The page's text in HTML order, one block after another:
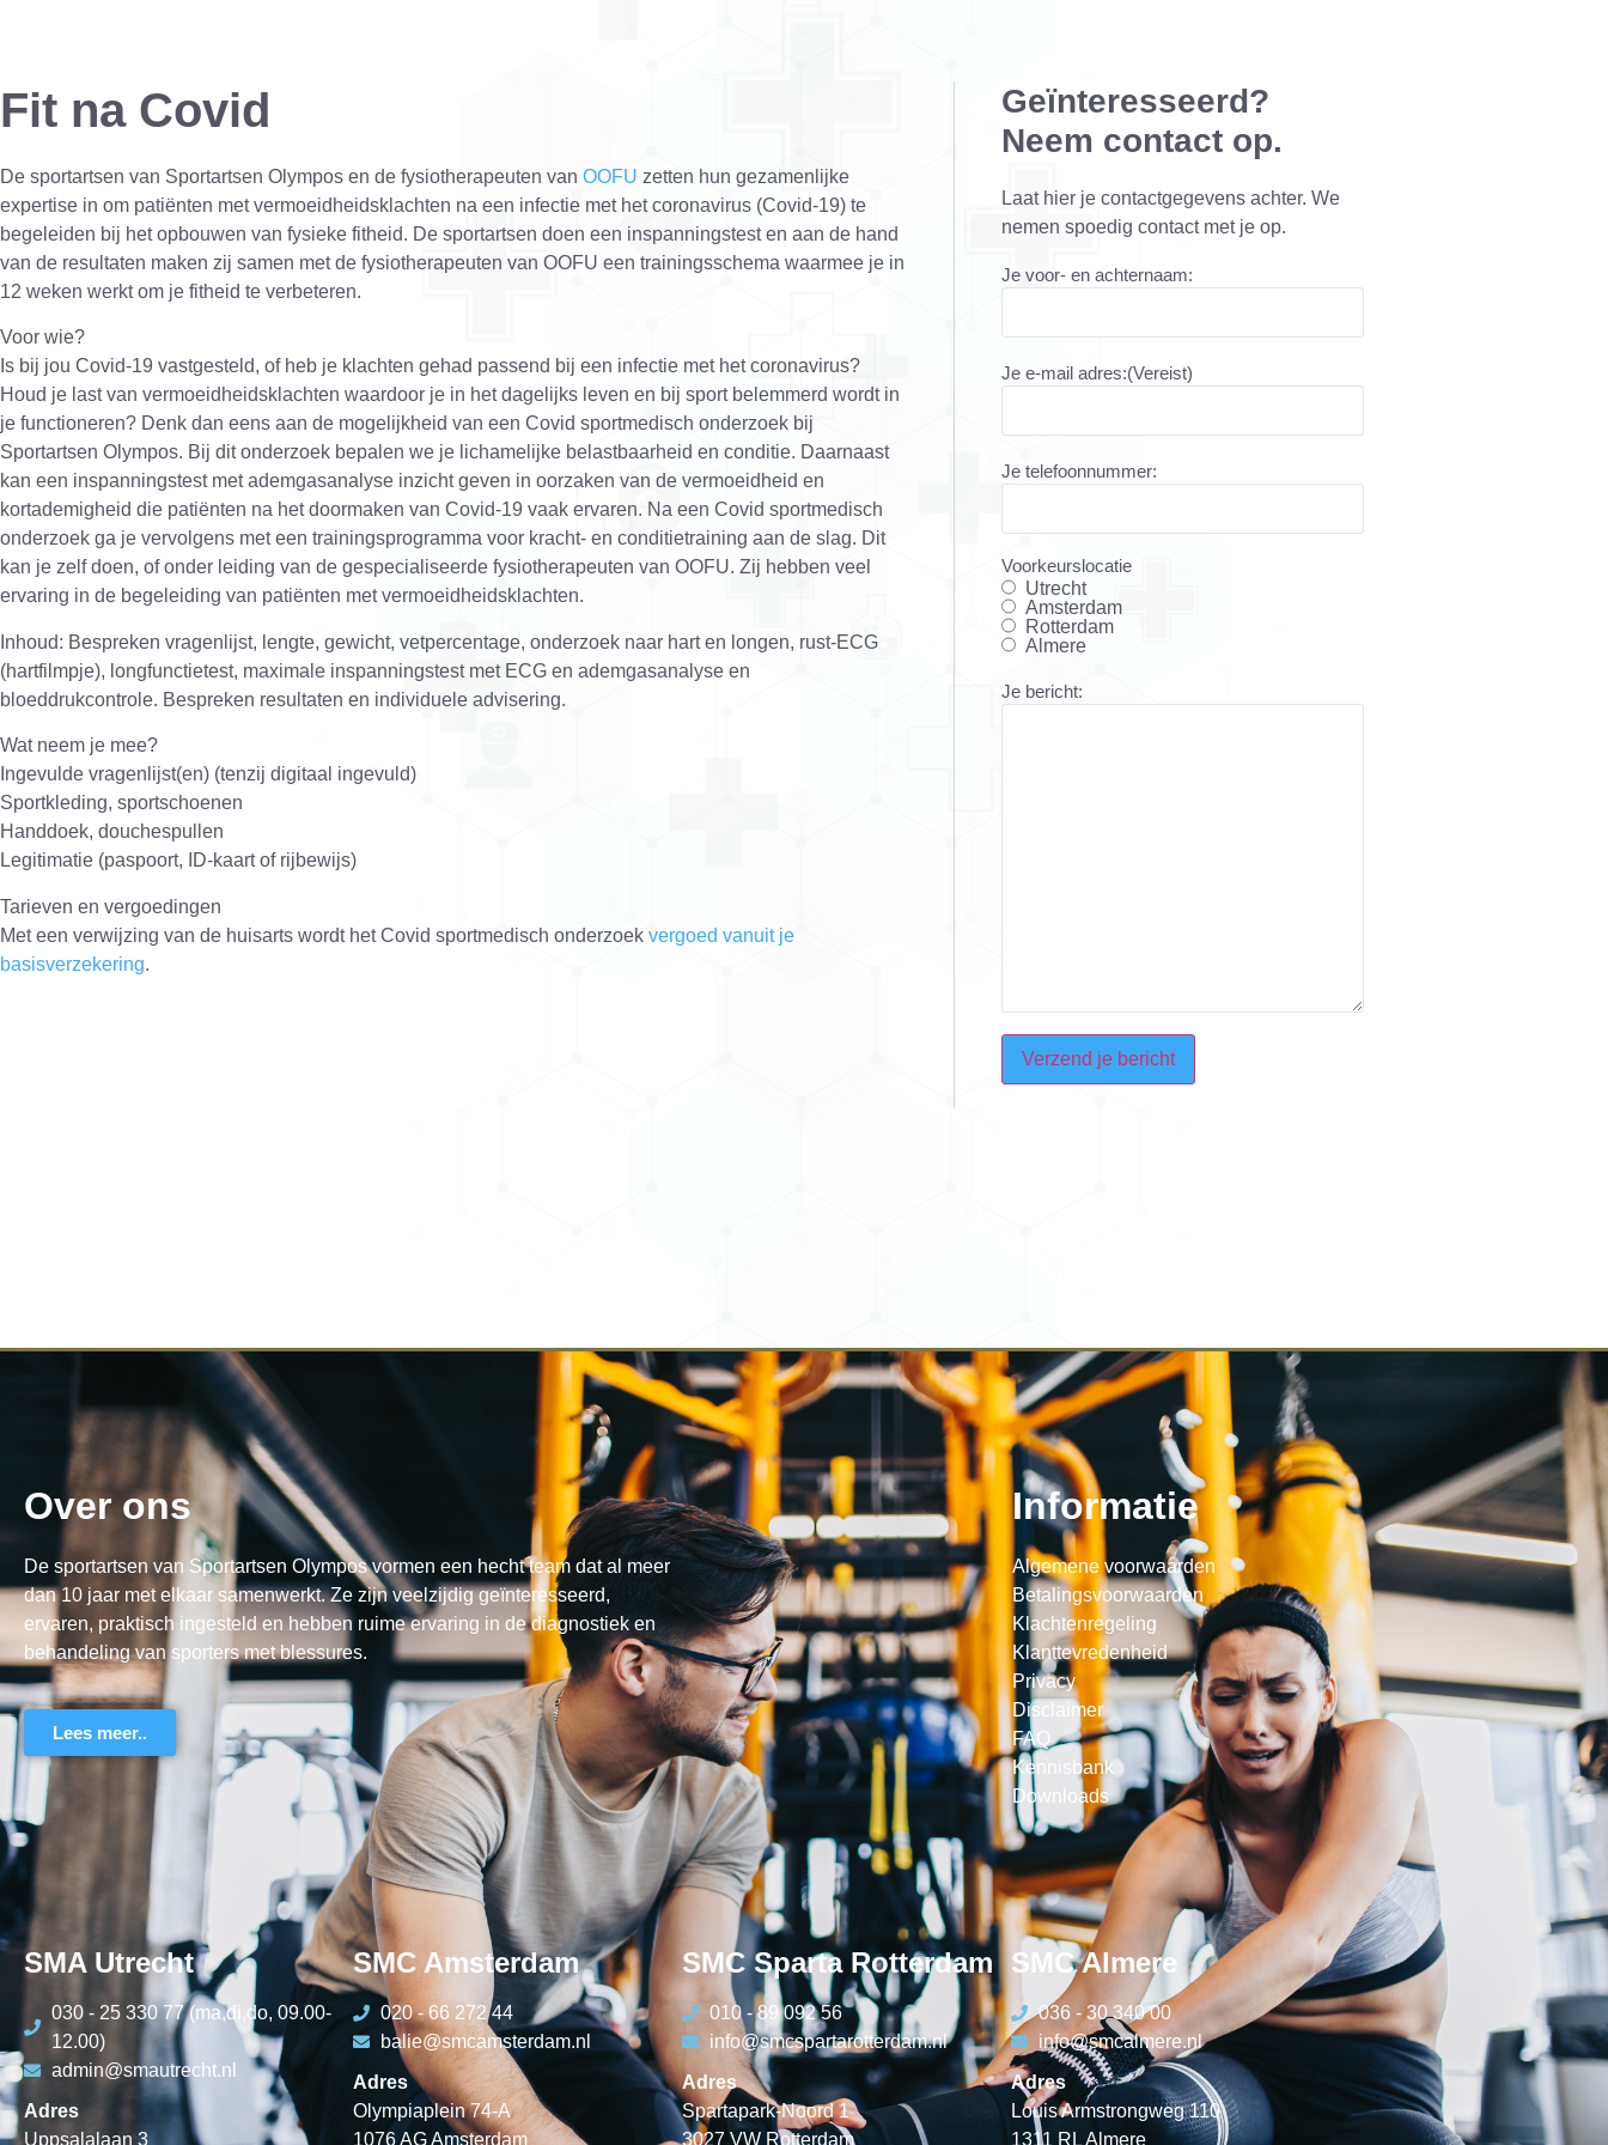
Fit na Covid
De sportartsen van Sportartsen Olympos en de fysiotherapeuten van OOFU zetten hun gezamenlijke
expertise in om patiënten met vermoeidheidsklachten na een infectie met het coronavirus (Covid-19) te
begeleiden bij het opbouwen van fysieke fitheid. De sportartsen doen een inspanningstest en aan de hand
van de resultaten maken zij samen met de fysiotherapeuten van OOFU een trainingsschema waarmee je in
12 weken werkt om je fitheid te verbeteren.
Voor wie?
Is bij jou Covid-19 vastgesteld, of heb je klachten gehad passend bij een infectie met het coronavirus?
Houd je last van vermoeidheidsklachten waardoor je in het dagelijks leven en bij sport belemmerd wordt in
je functioneren? Denk dan eens aan de mogelijkheid van een Covid sportmedisch onderzoek bij
Sportartsen Olympos. Bij dit onderzoek bepalen we je lichamelijke belastbaarheid en conditie. Daarnaast
kan een inspanningstest met ademgasanalyse inzicht geven in oorzaken van de vermoeidheid en
kortademigheid die patiënten na het doormaken van Covid-19 vaak ervaren. Na een Covid sportmedisch
onderzoek ga je vervolgens met een trainingsprogramma voor kracht- en conditietraining aan de slag. Dit
kan je zelf doen, of onder leiding van de gespecialiseerde fysiotherapeuten van OOFU. Zij hebben veel
ervaring in de begeleiding van patiënten met vermoeidheidsklachten.
Inhoud: Bespreken vragenlijst, lengte, gewicht, vetpercentage, onderzoek naar hart en longen, rust-ECG
(hartfilmpje), longfunctietest, maximale inspanningstest met ECG en ademgasanalyse en
bloeddrukcontrole. Bespreken resultaten en individuele advisering.
Wat neem je mee?
Ingevulde vragenlijst(en) (tenzij digitaal ingevuld)
Sportkleding, sportschoenen
Handdoek, douchespullen
Legitimatie (paspoort, ID-kaart of rijbewijs)
Tarieven en vergoedingen
Met een verwijzing van de huisarts wordt het Covid sportmedisch onderzoek vergoed vanuit je
basisverzekering.
Geïnteresseerd?
Neem contact op.
Laat hier je contactgegevens achter. We
nemen spoedig contact met je op.
Je voor- en achternaam:
Je e-mail adres:(Vereist)
Je telefoonnummer:
Voorkeurslocatie
Utrecht
Amsterdam
Rotterdam
Almere
Je bericht:
CAPTCHA
Over ons
De sportartsen van Sportartsen Olympos vormen een hecht team dat al meer
dan 10 jaar met elkaar samenwerkt. Ze zijn veelzijdig geïnteresseerd,
ervaren, praktisch ingesteld en hebben ruime ervaring in de diagnostiek en
behandeling van sporters met blessures.
Lees meer..
Informatie
Algemene voorwaarden
Betalingsvoorwaarden
Klachtenregeling
Klanttevredenheid
Privacy
Disclaimer
FAQ
Kennisbank
Downloads
SMA Utrecht
030 - 25 330 77 (ma,di,do, 09.00-
12.00)
admin@smautrecht.nl
Adres
Uppsalalaan 3
SMC Amsterdam
020 - 66 272 44
balie@smcamsterdam.nl
Adres
Olympiaplein 74-A
1076 AG Amsterdam
SMC Sparta Rotterdam
010 - 89 092 56
info@smcspartarotterdam.nl
Adres
Spartapark-Noord 1
3027 VW Rotterdam
SMC Almere
036 - 30 340 00
info@smcalmere.nl
Adres
Louis Armstrongweg 110
1311 RL Almere